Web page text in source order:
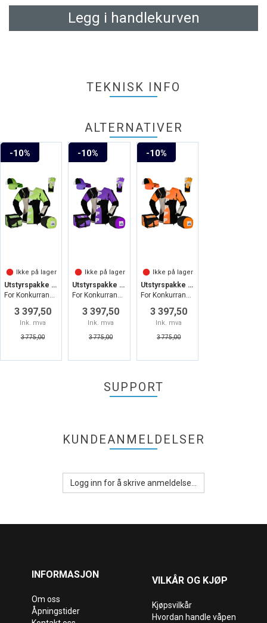
Legg i handlekurven
TEKNISK INFO
ALTERNATIVER
10%
Ikke på lager
Utstyrspakke Rekrutt Grønn
For Konkurranseskyting
3 397,50
Ink. mva
3 775,00
10%
Ikke på lager
Utstyrspakke Rekrutt Lilla
For Konkurranseskyting
3 397,50
Ink. mva
3 775,00
10%
Ikke på lager
Utstyrspakke Rekrutt Oransje
For Konkurranseskyting
3 397,50
Ink. mva
3 775,00
SUPPORT
KUNDEANMELDELSER
Logg inn for å skrive anmeldelse...
INFORMASJON
Om oss
Åpningstider
VILKÅR OG KJØP
Kjøpsvilkår
Hvordan handle våpen